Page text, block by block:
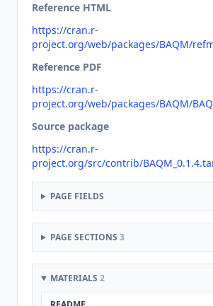
Reference HTML
https://cran.r-
project.org/web/packages/BAQM/
Reference PDF
https://cran.r-
project.org/web/packages/BAQM/
Source package
https://cran.r-
project.org/src/contrib/
PAGE FIELDS
PAGE SECTIONS 3
MATERIALS 2